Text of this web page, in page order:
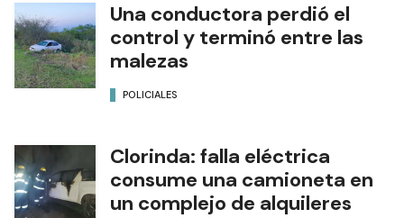
Una conductora perdió el
control y terminó entre las
malezas
POLICIALES
Clorinda: falla eléctrica
consume una camioneta en
un complejo de alquileres